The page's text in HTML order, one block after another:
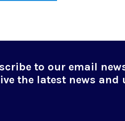
to our email
the latest news and